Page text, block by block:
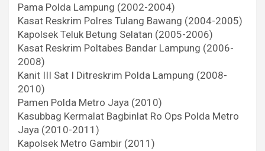
Pama Polda Lampung (2002-2004)
Kasat Reskrim Polres Tulang Bawang (2004-2005)
Kapolsek Teluk Betung Selatan (2005-2006)
Kasat Reskrim Poltabes Bandar Lampung (2006-
2008)
Kanit III Sat I Ditreskrim Polda Lampung (2008-
2010)
Pamen Polda Metro Jaya (2010)
Kasubbag Kermalat Bagbinlat Ro Ops Polda Metro
Jaya (2010-2011)
Kapolsek Metro Gambir (2011)